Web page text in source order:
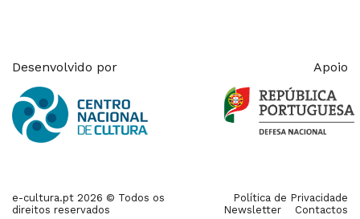
Desenvolvido por Apoio
e-cultura.pt 2026 © Todos os
direitos reservados
Política de Privacidade
Newsletter
Contactos